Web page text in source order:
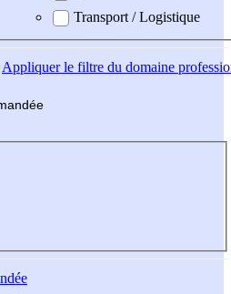
Transport / Logistique
Appliquerle filtre du domaine